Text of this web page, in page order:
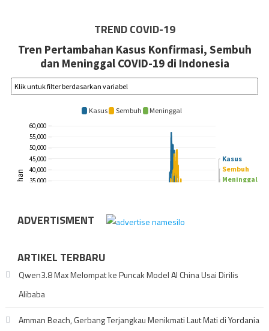
TREND COVID-19
ADVERTISMENT
ARTIKEL TERBARU
Qwen3.8 Max Melompat ke Puncak Model AI China Usai Dirilis
Alibaba
Amman Beach, Gerbang Terjangkau Menikmati Laut Mati di Yordania